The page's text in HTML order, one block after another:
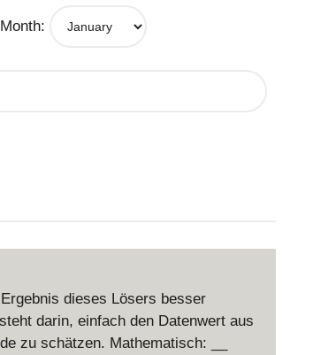
dieses Lösers besser
darin, einfach den Datenwert aus
zu schätzen. Mathematisch: __